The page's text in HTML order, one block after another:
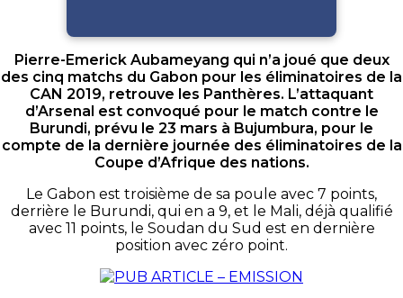
Pierre-Emerick Aubameyang qui n’a joué que deux
des cinq matchs du Gabon pour les éliminatoires de la
CAN 2019, retrouve les Panthères. L’attaquant
d’Arsenal est convoqué pour le match contre le
Burundi, prévu le 23 mars à Bujumbura, pour le
compte de la dernière journée des éliminatoires de la
Coupe d’Afrique des nations.
Le Gabon est troisième de sa poule avec 7 points,
derrière le Burundi, qui en a 9, et le Mali, déjà qualifié
avec 11 points, le Soudan du Sud est en dernière
position avec zéro point.